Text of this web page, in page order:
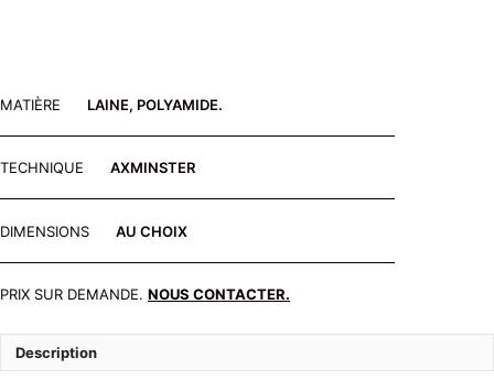
MATIÈRE LAINE, POLYAMIDE.
TECHNIQUE AXMINSTER
DIMENSIONS AU CHOIX
PRIX SUR DEMANDE. NOUS CONTACTER.
Description